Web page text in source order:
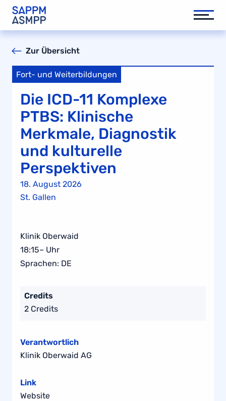
Zur Übersicht
Fort- und Weiterbildungen
Die ICD-11 Komplexe
PTBS: Klinische
Merkmale, Diagnostik
und kulturelle
Perspektiven
18. August 2026
St. Gallen
Klinik Oberwaid
18:15– Uhr
Sprachen: DE
Credits
2 Credits
Verantwortlich
Klinik Oberwaid AG
Link
Website